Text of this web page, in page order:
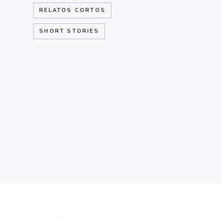
RELATOS CORTOS
SHORT STORIES